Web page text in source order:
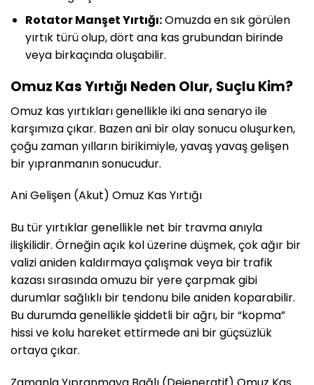
Rotator Manşet Yırtığı:Omuzda en sık görülen
yırtık türü olup, dört ana kas grubundan birinde
veya birkaçında oluşabilir.
Omuz Kas Yırtığı Neden Olur, Suçlu Kim?
Omuz kas yırtıkları genellikle iki ana senaryo ile
karşımıza çıkar. Bazen ani bir olay sonucu oluşurken,
çoğu zaman yılların birikimiyle, yavaş yavaş gelişen
bir yıpranmanın sonucudur.
Ani Gelişen (Akut) Omuz Kas Yırtığı
Bu tür yırtıklar genellikle net bir travma anıyla
ilişkilidir. Örneğin açık kol üzerine düşmek, çok ağır bir
valizi aniden kaldırmaya çalışmak veya bir trafik
kazası sırasında omuzu bir yere çarpmak gibi
durumlar sağlıklı bir tendonu bile aniden koparabilir.
Bu durumda genellikle şiddetli bir ağrı, bir “kopma”
hissi ve kolu hareket ettirmede ani bir güçsüzlük
ortaya çıkar.